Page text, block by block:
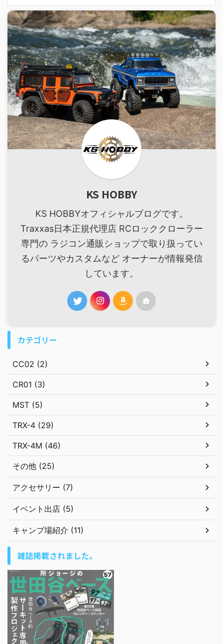
KS HOBBY
KS HOBBYオフィシャルブログです。
Traxxas日本正規代理店 RCロッククローラー
専門の ラジコン通販ショップで取り扱ってい
るパーツやカスタムなど オーナーが情報発信
しています。
カテゴリー
CC02 (2)
CR01 (3)
MST (5)
TRX-4 (29)
TRX-4M (46)
その他 (25)
アクセサリー (7)
イベント出店 (5)
キャンブ場紹介 (11)
雑誌掲載されました。